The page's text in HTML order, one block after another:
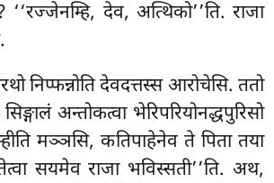
‘‘रज्जेनम्हि, देव, अत्थिको’’ति. राजा
निप्फन्नोति देवदत्तस्स आरोचेसि. ततो
अन्तोकत्वा भेरिपरियोनद्धपुरिसो
मञ्ञसि, कतिपाहेनेव ते पिता तया
सयमेव राजा भविस्सती’’ति. अथ,